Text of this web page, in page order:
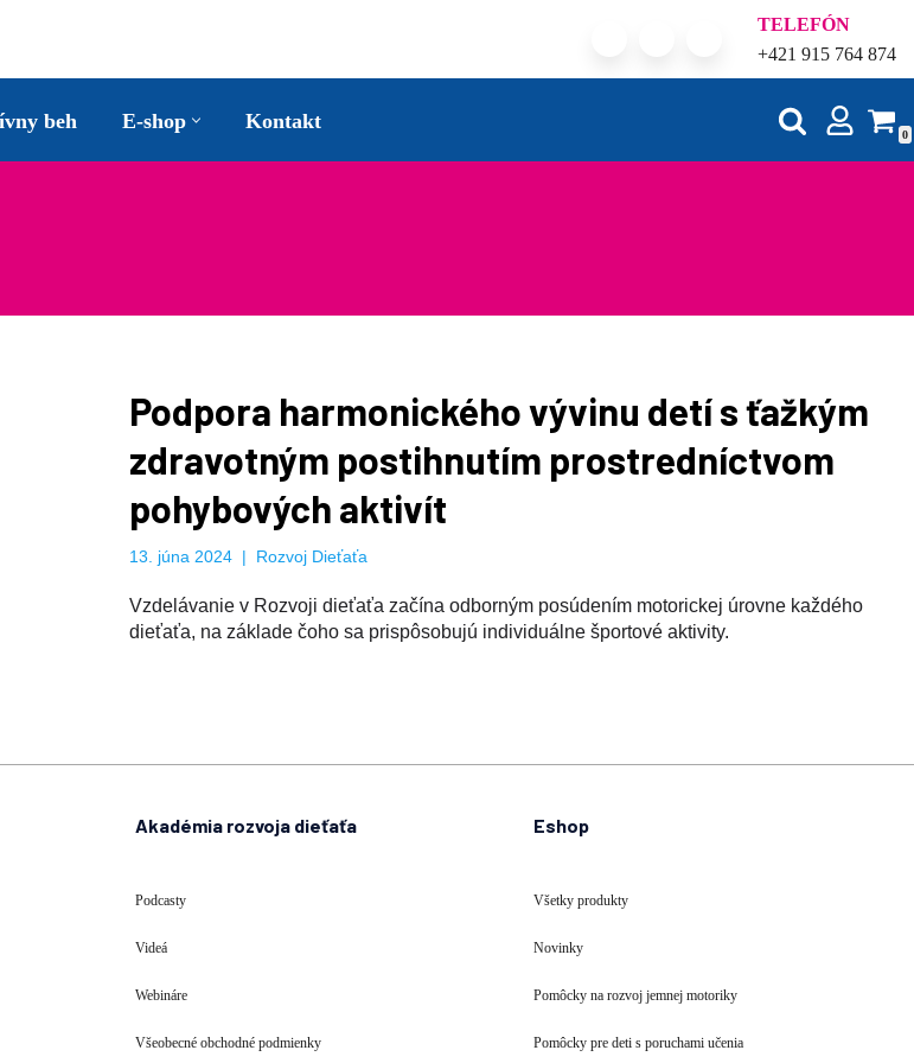
TELEFÓN
+421 915 764 874
beh E-shop Kontakt
0
Podpora harmonického vývinu detí s ťažkým
zdravotným postihnutím prostredníctvom
pohybových aktivít
13. júna 2024 Rozvoj Dieťaťa
Vzdelávanie v Rozvoji dieťaťa začína odborným posúdením motorickej úrovne každého
dieťaťa, na základe čoho sa prispôsobujú individuálne športové aktivity.
Akadémia rozvoja dieťaťa
Podcasty
Videá
Webináre
Všeobecné obchodné podmienky
Eshop
Všetky produkty
Novinky
Pomôcky na rozvoj jemnej motoriky
Pomôcky pre deti s poruchami učenia